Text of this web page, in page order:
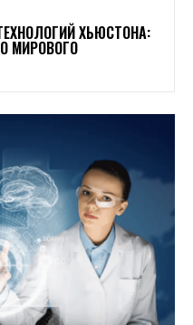
ХЬЮСТОНА:
МИРОВОГО